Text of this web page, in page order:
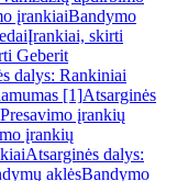
įrankiaiBandymo
Įrankiai, skirti
Geberit
dalys: Rankiniai
[1]Atsarginės
Presavimo įrankių
įrankių
Atsarginės dalys:
aklėsBandymo